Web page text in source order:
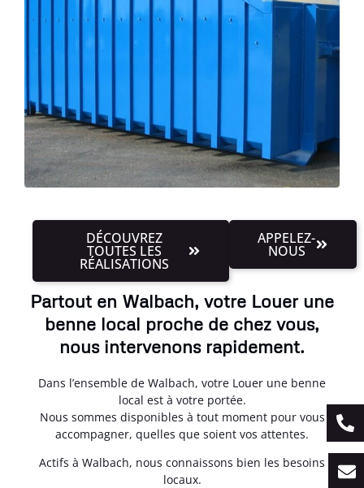
DÉCOUVREZ
TOUTES LES
RÉALISATIONS
APPELEZ-
NOUS
Partout en Walbach, votre Louer une
benne local proche de chez vous,
nous intervenons rapidement.
Dans l’ensemble de Walbach, votre Louer une benne
local est à votre portée.
Nous sommes disponibles à tout moment pour vous
accompagner, quelles que soient vos attentes.
Actifs à Walbach, nous connaissons bien les besoins
locaux.